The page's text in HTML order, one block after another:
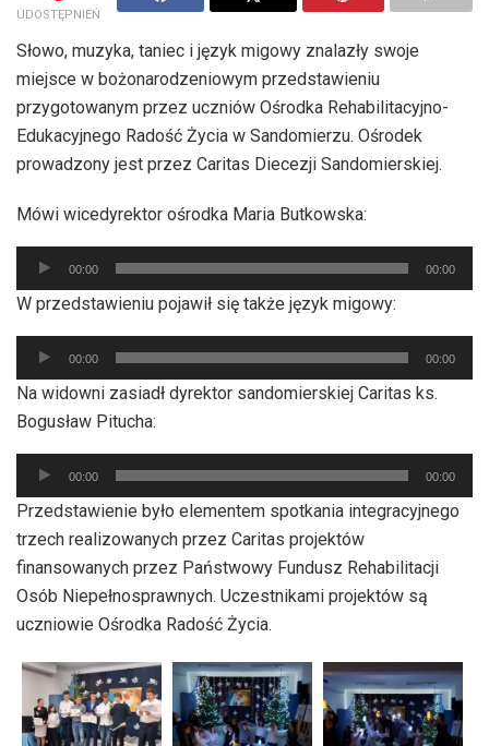
UDOSTĘPNIEŃ
Słowo, muzyka, taniec i język migowy znalazły swoje
miejsce w bożonarodzeniowym przedstawieniu
przygotowanym przez uczniów Ośrodka Rehabilitacyjno-
Edukacyjnego Radość Życia w Sandomierzu. Ośrodek
prowadzony jest przez Caritas Diecezji Sandomierskiej.
Mówi wicedyrektor ośrodka Maria Butkowska:
Odtwarzacz
plików
dźwiękowych
00:00 00:00
W przedstawieniu pojawił się także język migowy:
Odtwarzacz
plików
dźwiękowych
00:00 00:00
Na widowni zasiadł dyrektor sandomierskiej Caritas ks.
Bogusław Pitucha:
Odtwarzacz
plików
dźwiękowych
00:00 00:00
Przedstawienie było elementem spotkania integracyjnego
trzech realizowanych przez Caritas projektów
finansowanych przez Państwowy Fundusz Rehabilitacji
Osób Niepełnosprawnych. Uczestnikami projektów są
uczniowie Ośrodka Radość Życia.